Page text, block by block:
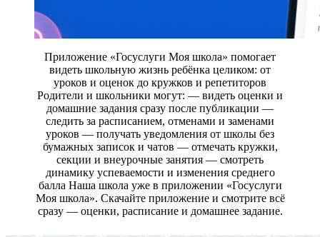
Приложение «Госуслуги Моя школа» помогает
видеть школьную жизнь ребёнка целиком: от
уроков и оценок до кружков и репетиторов
Родители и школьники могут: — видеть оценки и
домашние задания сразу после публикации —
следить за расписанием, отменами и заменами
уроков — получать уведомления от школы без
бумажных записок и чатов — отмечать кружки,
секции и внеурочные занятия — смотреть
динамику успеваемости и изменения среднего
балла Наша школа уже в приложении «Госуслуги
Моя школа». Скачайте приложение и смотрите всё
сразу — оценки, расписание и домашнее задание.